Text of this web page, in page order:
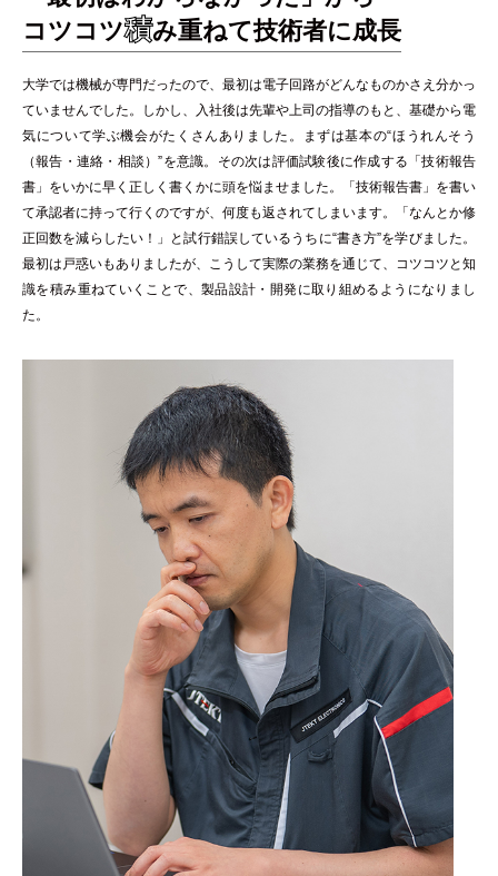
コツコツ積み重ねて技術者に成長
大学では機械が専門だったので、最初は電子回路がどんなものかさえ分かっ
ていませんでした。しかし、入社後は先輩や上司の指導のもと、基礎から電
気について学ぶ機会がたくさんありました。まずは基本の“ほうれんそう
（報告・連絡・相談）”を意識。その次は評価試験後に作成する「技術報告
書」をいかに早く正しく書くかに頭を悩ませました。「技術報告書」を書い
て承認者に持って行くのですが、何度も返されてしまいます。「なんとか修
正回数を減らしたい！」と試行錯誤しているうちに“書き方”を学びました。
最初は戸惑いもありましたが、こうして実際の業務を通じて、コツコツと知
識を積み重ねていくことで、製品設計・開発に取り組めるようになりまし
た。